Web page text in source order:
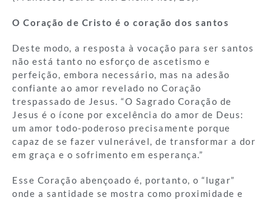
O Coração de Cristo é o coração dos santos
Deste modo, a resposta à vocação para ser santos
não está tanto no esforço de ascetismo e
perfeição, embora necessário, mas na adesão
confiante ao amor revelado no Coração
trespassado de Jesus. “O Sagrado Coração de
Jesus é o ícone por excelência do amor de Deus:
um amor todo-poderoso precisamente porque
capaz de se fazer vulnerável, de transformar a dor
em graça e o sofrimento em esperança.”
Esse Coração abençoado é, portanto, o “lugar”
onde a santidade se mostra como proximidade e